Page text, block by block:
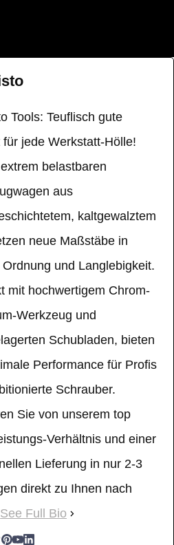
Tools: Teuflisch gute
für jede Werkstatt-Hölle!
belastbaren
aus
kaltgewalztem
neue Maßstäbe in
und Langlebigkeit.
mit hochwertigem Chrom-
Werkzeug und
Schubladen, bieten
Performance für Profis
Schrauber.
Sie von unserem top
Verhältnis und einer
Lieferung in nur 2-3
direkt zu Ihnen nach
See Full Bio